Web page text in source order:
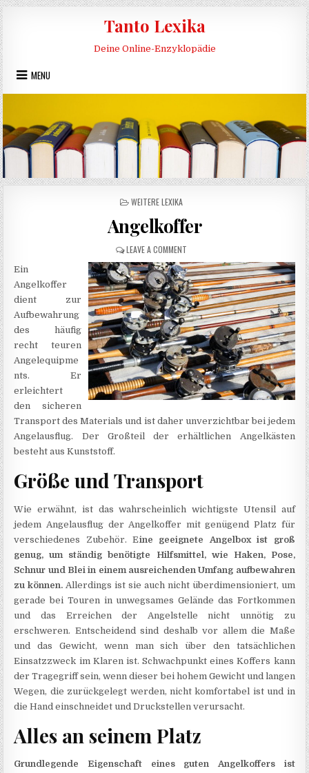
Skip to content
Tanto Lexika
Deine Online-Enzyklopädie
MENU
POSTED IN
WEITERE LEXIKA
Angelkoffer
LEAVE A COMMENTON ANGELKOFFER
Ein
Angelkoffer
dient zur
Aufbewahrung
des häufig
recht teuren
Angelequipme
nts. Er
erleichtert
den sicheren
Transport des Materials und ist daher unverzichtbar bei jedem
Angelausflug. Der Großteil der erhältlichen Angelkästen
besteht aus Kunststoff.
Größe und Transport
Wie erwähnt, ist das wahrscheinlich wichtigste Utensil auf
jedem Angelausflug der Angelkoffer mit genügend Platz für
verschiedenes Zubehör. Eine geeignete Angelbox ist groß
genug, um ständig benötigte Hilfsmittel, wie Haken, Pose,
Schnur und Blei in einem ausreichenden Umfang aufbewahren
zu können. Allerdings ist sie auch nicht überdimensioniert, um
gerade bei Touren in unwegsames Gelände das Fortkommen
und das Erreichen der Angelstelle nicht unnötig zu
erschweren. Entscheidend sind deshalb vor allem die Maße
und das Gewicht, wenn man sich über den tatsächlichen
Einsatzzweck im Klaren ist. Schwachpunkt eines Koffers kann
der Tragegriff sein, wenn dieser bei hohem Gewicht und langen
Wegen, die zurückgelegt werden, nicht komfortabel ist und in
die Hand einschneidet und Druckstellen verursacht.
Alles an seinem Platz
Grundlegende Eigenschaft eines guten Angelkoffers ist